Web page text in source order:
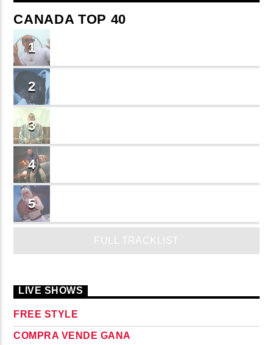
CANADA TOP 40
1
2
3
4
5
FULL TRACKLIST
LIVE SHOWS
FREE STYLE
COMPRA VENDE GANA